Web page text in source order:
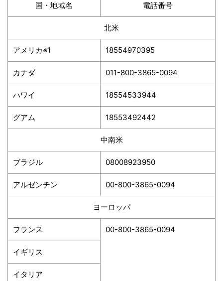
国・地域名 電話番号
北米
アメリカ※1 18554970395
カナダ 011-800-3865-0094
ハワイ 18554533944
グアム 18553492442
中南米
ブラジル 08008923950
アルゼンチン 00-800-3865-0094
ヨーロッパ
フランス 00-800-3865-0094
イギリス
イタリア